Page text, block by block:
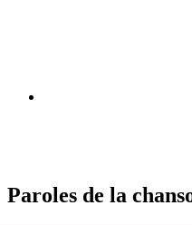
Paroles de la